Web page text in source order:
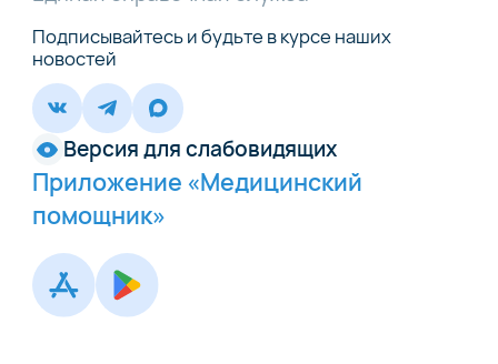
Подписывайтесь и будьте в курсе наших
новостей
Версия для слабовидящих
Приложение «Медицинский
помощник»